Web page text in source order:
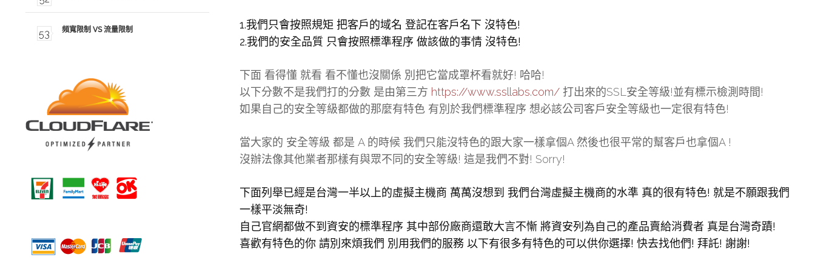
1.我們只會按照規矩 把客戶的域名 登記在客戶名下 沒特色!
2.我們的安全品質 只會按照標準程序 做該做的事情 沒特色!
下面 看得懂 就看 看不懂也沒關係 別把它當成罩杯看就好! 哈哈!
以下分數不是我們打的分數 是由第三方 https://www.ssllabs.com/打出來的SSL安全等級!並有標示檢測時間!
如果自己的安全等級都做的那麼有特色 有別於我們標準程序 想必該公司客戶安全等級也一定很有特色!
當大家的 安全等級 都是 A 的時候 我們只能沒特色的跟大家一樣拿個A 然後也很平常的幫客戶也拿個A !
沒辦法像其他業者那樣有與眾不同的安全等級! 這是我們不對! Sorry!
下面列舉已經是台灣一半以上的虛擬主機商 萬萬沒想到 我們台灣虛擬主機商的水準 真的很有特色! 就是不願跟我們
一樣平淡無奇!
自己官網都做不到資安的標準程序 其中部份廠商還敢大言不慚 將資安列為自己的產品賣給消費者 真是台灣奇蹟!
喜歡有特色的你 請別來煩我們 別用我們的服務 以下有很多有特色的可以供你選擇! 快去找他們! 拜託! 謝謝!
頻寬限制 VS 流量限制